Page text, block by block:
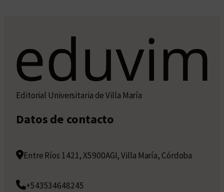
Editorial Universitaria de Villa María
Datos de contacto
Entre Ríos 1421, X5900AGI, Villa María, Córdoba
+543534648245